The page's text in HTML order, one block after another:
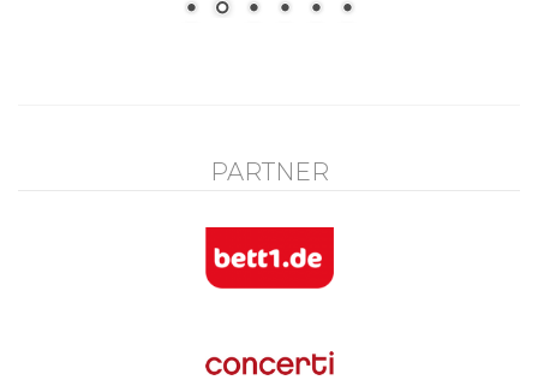
PARTNER